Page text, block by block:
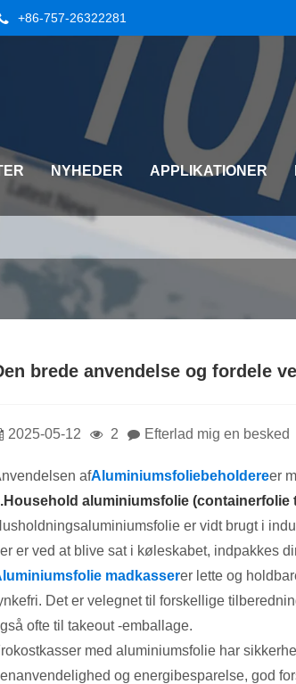
+86-757-26322281
NYHEDER APPLIKATIONER
brede anvendelse og fordele
2025-05-12 2 Efterlad mig en besked
afAluminiumsfoliebeholdereer
aluminiumsfolie (containerfolie
er vidt brugt i
er ved at blive sat i køleskabet, indpakkes
madkasserer lette og
Det er velegnet til forskellige
ofte til takeout -emballage.
med aluminiumsfolie har
og energibesparelse, god